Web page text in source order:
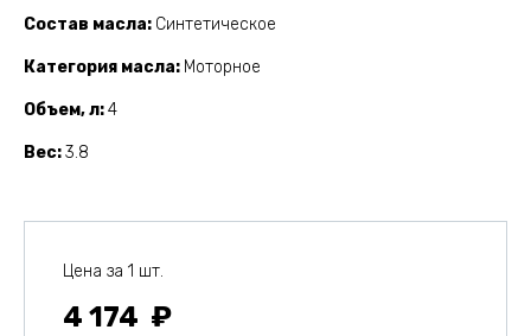
Состав масла Синтетическое
Категория масла Моторное
Объем, л 4
Вес 3.8
Цена за 1 шт.
4 174